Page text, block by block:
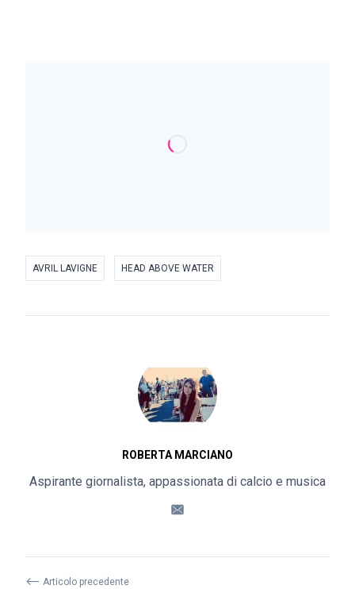
AVRIL LAVIGNE HEAD ABOVE WATER
ROBERTA MARCIANO
Aspirante giornalista, appassionata di calcio e musica
⟵ Articolo precedente